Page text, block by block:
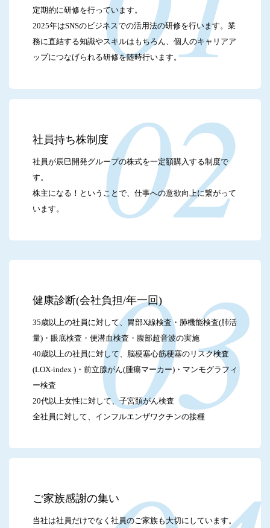
定期的に研修を行っています。
2025年はSNSのビジネスでの活用法の研修を行います。業
務に直結する知識やスキルはもちろん、個人のキャリアア
ップにつなげられる研修を随時行います。
社員持ち株制度
社員が辰巳開発グループの株式を一定額購入する制度で
す。
株主になる！ということで、仕事への意欲向上に繋がって
います。
健康診断(会社負担/年一回)
35歳以上の社員に対して、胃部X線検査・肺機能検査(肺活
量)・眼底検査・便潜血検査・腹部超音波の実施
40歳以上の社員に対して、脳梗塞心筋梗塞のリスク検査
(LOX-index )・前立腺がん(腫瘍マーカー)・マンモグラフィ
ー検査
20代以上女性に対して、子宮頚がん検査
全社員に対して、インフルエンザワクチンの接種
ご家族感謝の集い
当社は社員だけでなく社員のご家族も大切にしています。